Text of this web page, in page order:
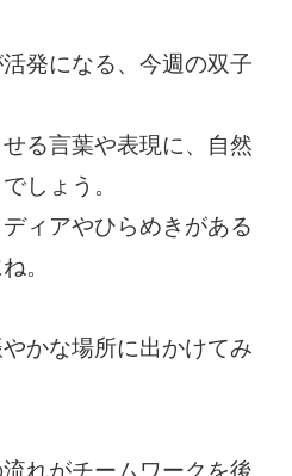
発になる、今週の双子
る言葉や表現に、自然
しょう。
ィアやひらめきがある
。
かな場所に出かけてみ
れがチームワークを後